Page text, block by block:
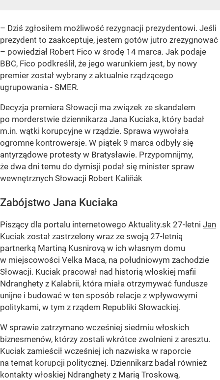
– Dziś zgłosiłem możliwość rezygnacji prezydentowi. Jeśli
prezydent to zaakceptuje, jestem gotów jutro zrezygnować
– powiedział Robert Fico w środę 14 marca. Jak podaje
BBC, Fico podkreślił, że jego warunkiem jest, by nowy
premier został wybrany z aktualnie rządzącego
ugrupowania - SMER.
Decyzja premiera Słowacji ma związek ze skandalem
po morderstwie dziennikarza Jana Kuciaka, który badał
m.in. wątki korupcyjne w rządzie. Sprawa wywołała
ogromne kontrowersje. W piątek 9 marca odbyły się
antyrządowe protesty w Bratysławie. Przypomnijmy,
że dwa dni temu do dymisji podał się minister spraw
wewnętrznych Słowacji Robert Kaliňák
Zabójstwo Jana Kuciaka
Piszący dla portalu internetowego Aktuality.sk 27-letni Jan
Kuciak został zastrzelony wraz ze swoją 27-letnią
partnerką Martiną Kusnirovą w ich własnym domu
w miejscowości Velka Maca, na południowym zachodzie
Słowacji. Kuciak pracował nad historią włoskiej mafii
Ndranghety z Kalabrii, która miała otrzymywać fundusze
unijne i budować w ten sposób relacje z wpływowymi
politykami, w tym z rządem Republiki Słowackiej.
W sprawie zatrzymano wcześniej siedmiu włoskich
biznesmenów, którzy zostali wkrótce zwolnieni z aresztu.
Kuciak zamieścił wcześniej ich nazwiska w raporcie
na temat korupcji politycznej. Dziennikarz badał również
kontakty włoskiej Ndranghety z Marią Troskową,